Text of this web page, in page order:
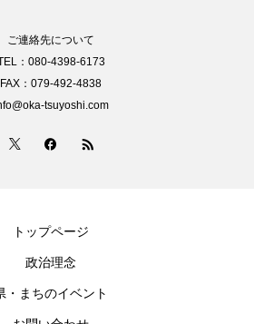
ご連絡先について
：080-4398-6173
FAX：079-492-4838
tsuyoshi.com
トップページ
政治理念
・まちのイベント